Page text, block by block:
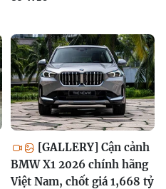
[GALLERY] Cận cảnh
BMW X1 2026 chính hãng
Việt Nam, chốt giá 1,668 tỷ